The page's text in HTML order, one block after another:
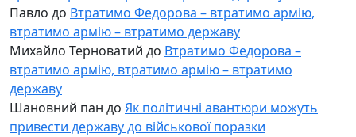
Павло до Втратимо Федорова – втратимо армію,
втратимо армію – втратимо державу
Михайло Терноватий до Втратимо Федорова –
втратимо армію, втратимо армію – втратимо
державу
Шановний пан до Як політичні авантюри можуть
привести державу до військової поразки